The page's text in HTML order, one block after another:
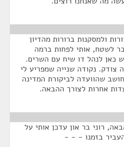
ולמסקנות ברורות מהדיון
לשטח, אותי לפחות ברמה
כאן לנהל דו שיח עם השרים.
צודק. נקודה שנייה שמפריע לי
שהוועדה לביקורת המדינה
אחרות לצורך ההבאה.
רוני בר און עדכן אותי על
בזמנו - - -